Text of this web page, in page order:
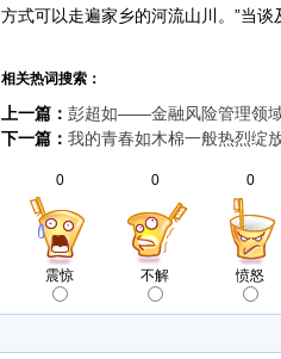
方式可以走遍家乡的河流山川。”当
相关热词搜索：
上一篇： 彭超如——金融风险管理领
下一篇： 我的青春如木棉一般热烈绽
0
震惊
0
不解
0
愤怒